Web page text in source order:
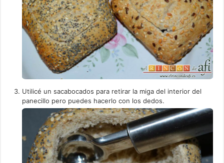
Utilicé un sacabocados para retirar la miga del interior del
panecillo pero puedes hacerlo con los dedos.